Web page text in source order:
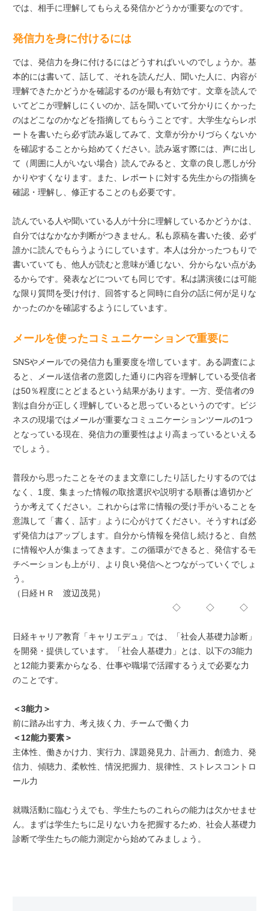
では、相手に理解してもらえる発信かどうかが重要なのです。
発信力を身に付けるには
では、発信力を身に付けるにはどうすればいいのでしょうか。基
本的には書いて、話して、それを読んだ人、聞いた人に、内容が
理解できたかどうかを確認するのが最も有効です。文章を読んで
いてどこが理解しにくいのか、話を聞いていて分かりにくかった
のはどこなのかなどを指摘してもらうことです。大学生ならレポ
ートを書いたら必ず読み返してみて、文章が分かりづらくないか
を確認することから始めてください。読み返す際には、声に出し
て（周囲に人がいない場合）読んでみると、文章の良し悪しが分
かりやすくなります。また、レポートに対する先生からの指摘を
確認・理解し、修正することのも必要です。
読んでいる人や聞いている人が十分に理解しているかどうかは、
自分ではなかなか判断がつきません。私も原稿を書いた後、必ず
誰かに読んでもらうようにしています。本人は分かったつもりで
書いていても、他人が読むと意味が通じない、分からない点があ
るからです。発表などについても同じです。私は講演後には可能
な限り質問を受け付け、回答すると同時に自分の話に何が足りな
かったのかを確認するようにしています。
メールを使ったコミュニケーションで重要に
SNSやメールでの発信力も重要度を増しています。ある調査によ
ると、メール送信者の意図した通りに内容を理解している受信者
は50％程度にとどまるという結果があります。一方、受信者の9
割は自分が正しく理解していると思っているというのです。ビジ
ネスの現場ではメールが重要なコミュニケーションツールの1つ
となっている現在、発信力の重要性はより高まっているといえる
でしょう。
普段から思ったことをそのまま文章にしたり話したりするのでは
なく、1度、集まった情報の取捨選択や説明する順番は適切かど
うか考えてください。これからは常に情報の受け手がいることを
意識して「書く、話す」ように心がけてください。そうすれば必
ず発信力はアップします。自分から情報を発信し続けると、自然
に情報や人が集まってきます。この循環ができると、発信するモ
チベーションも上がり、より良い発信へとつながっていくでしょ
う。
（日経ＨＲ 渡辺茂晃）
◇ ◇ ◇
日経キャリア教育「キャリエデュ」では、「社会人基礎力診断」
を開発・提供しています。「社会人基礎力」とは、以下の3能力
と12能力要素からなる、仕事や職場で活躍するうえで必要な力
のことです。
＜3能力＞
前に踏み出す力、考え抜く力、チームで働く力
＜12能力要素＞
主体性、働きかけ力、実行力、課題発見力、計画力、創造力、発
信力、傾聴力、柔軟性、情況把握力、規律性、ストレスコントロ
ール力
就職活動に臨むうえでも、学生たちのこれらの能力は欠かせませ
ん。まずは学生たちに足りない力を把握するため、社会人基礎力
診断で学生たちの能力測定から始めてみましょう。